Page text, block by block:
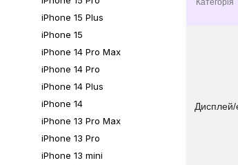
Категорія
Дисплей/
iPhone 15 Plus
iPhone 15
iPhone 14 Pro Max
iPhone 14 Pro
iPhone 14 Plus
iPhone 14
iPhone 13 Pro Max
iPhone 13 Pro
iPhone 13 mini